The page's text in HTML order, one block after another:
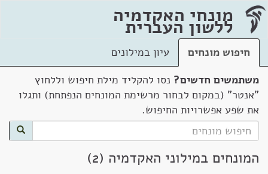
מונחי האקדמיה
ללשון העברית
חיפוש מונחים
עיון במילונים
משתמשים חדשים? נסו להקליד מילת חיפוש וללחוץ
"אנטר" (במקום לבחור מרשימת המונחים הנפתחת) ותגלו
את שפע אפשרויות החיפוש.
המונחים במילוני האקדמיה (2)